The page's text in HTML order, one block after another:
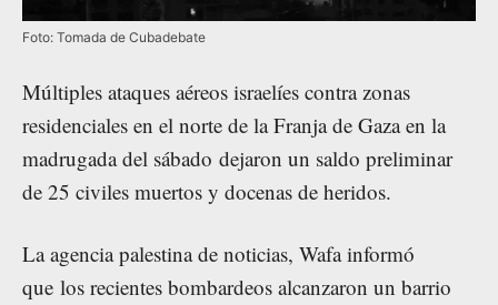
Foto: Tomada de Cubadebate
Múltiples ataques aéreos israelíes contra zonas
residenciales en el norte de la Franja de Gaza en la
madrugada del sábado dejaron un saldo preliminar
de 25 civiles muertos y docenas de heridos.
La agencia palestina de noticias, Wafa informó
que los recientes bombardeos alcanzaron un barrio